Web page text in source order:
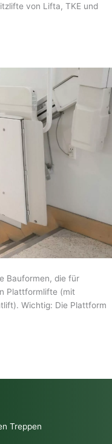
von Lifta, TKE und
Bauformen, die für
Plattformlifte (mit
Wichtig: Die Plattform
Treppen